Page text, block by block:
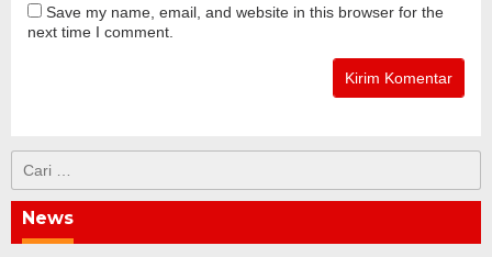
Save my name, email, and website in this browser for the
next time I comment.
untuk:
News